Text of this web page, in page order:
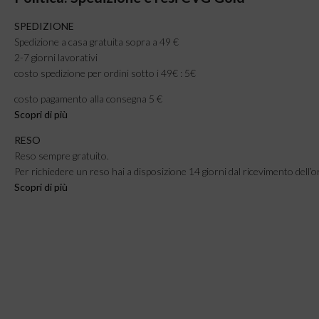
SPEDIZIONE
Spedizione a casa gratuita sopra a 49 €
2-7 giorni lavorativi
costo spedizione per ordini sotto i 49€ : 5€
costo pagamento alla consegna 5 €
Scopri di più
RESO
Reso sempre gratuito.
Per richiedere un reso hai a disposizione 14 giorni dal ricevimento
Scopri di più